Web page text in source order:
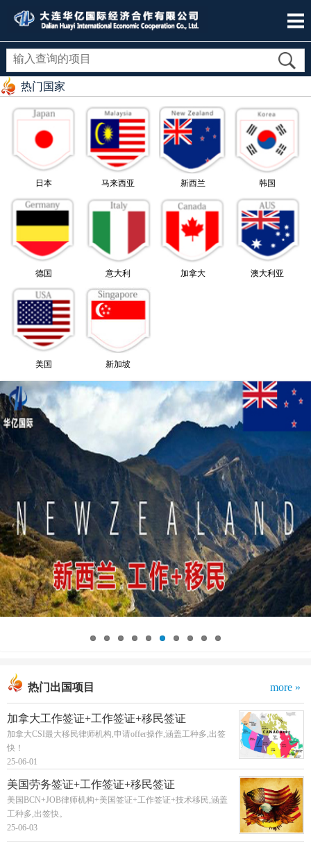
热门国家
日本 马来西亚 新西兰 韩国
德国 意大利 加拿大 澳大利亚
美国 新加坡
热门出国项目 more »
加拿大工作签证+工作签证+移民签证
加拿大CSI最大移民律师机构,申请offer操作,涵盖工种多,出签
快！
25-06-01
美国劳务签证+工作签证+移民签证
美国BCN+JOB律师机构+美国签证+工作签证+技术移民,涵盖
工种多,出签快。
25-06-03